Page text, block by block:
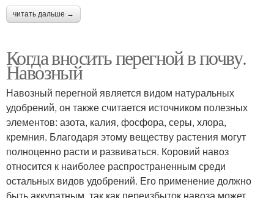
читать дальше →
Когда вносить перегной в почву.
Навозный
Навозный перегной является видом натуральных
удобрений, он также считается источником полезных
элементов: азота, калия, фосфора, серы, хлора,
кремния. Благодаря этому веществу растения могут
полноценно расти и развиваться. Коровий навоз
относится к наиболее распространенным среди
остальных видов удобрений. Его применение должно